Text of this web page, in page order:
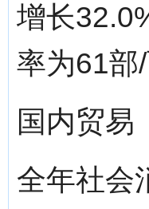
增长
率为61部/
国内贸易
全年社会